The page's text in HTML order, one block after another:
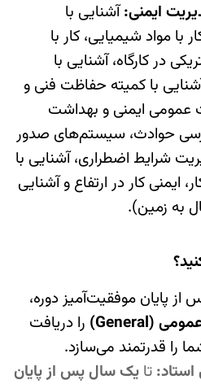
ایمنی:آشنایی با
با مواد شیمیایی، کار با
در کارگاه، آشنایی با
با کمیته حفاظت فنی و
عمومی ایمنی و بهداشت
حوادث، سیستم‌های صدور
شرایط اضطراری، آشنایی با
ایمنی کار در ارتفاع و آشنایی
به زمین).
از پایان موفقیت‌آمیز دوره،
را دریافت
را قدرتمند می‌سازد.
: تا یک سال پس از پایان